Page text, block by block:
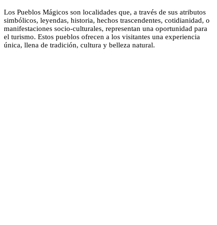
Los Pueblos Mágicos son localidades que, a través de sus atributos
simbólicos, leyendas, historia, hechos trascendentes, cotidianidad, o
manifestaciones socio-culturales, representan una oportunidad para
el turismo. Estos pueblos ofrecen a los visitantes una experiencia
única, llena de tradición, cultura y belleza natural.